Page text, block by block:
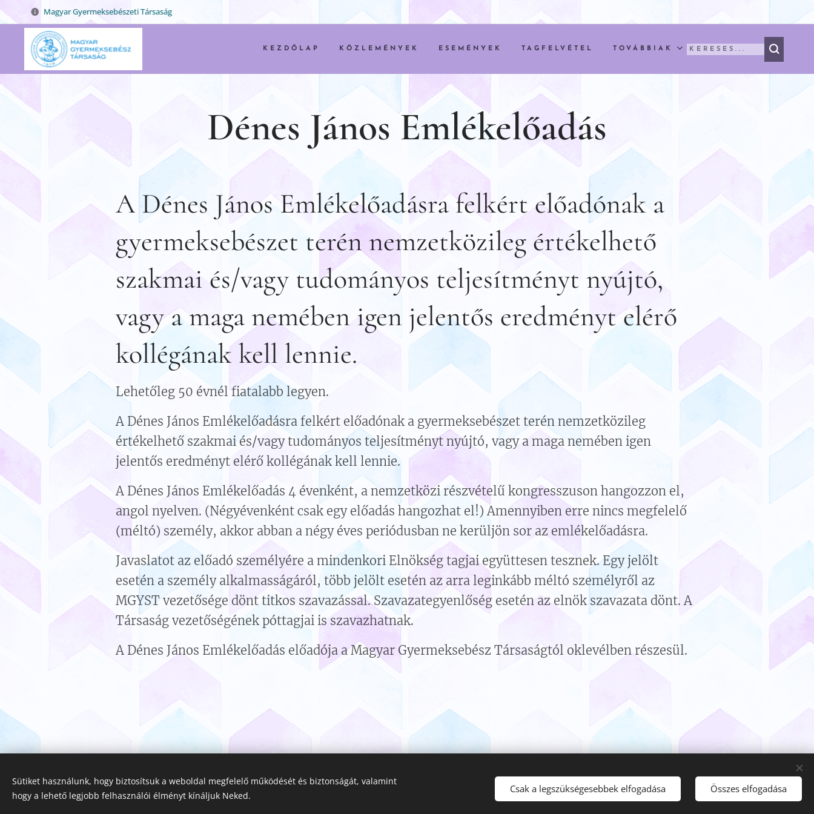
Magyar Gyermeksebészeti Társaság
KEZDŐLAP KÖZLEMÉNYEK ESEMÉNYEK TAGFELVÉTEL TOVÁBBIAK
Dénes János Emlékelőadás
A Dénes János Emlékelőadásra felkért előadónak a
gyermeksebészet terén nemzetközileg értékelhető
szakmai és/vagy tudományos teljesítményt nyújtó,
vagy a maga nemében igen jelentős eredményt elérő
kollégának kell lennie.
Lehetőleg 50 évnél fiatalabb legyen.
A Dénes János Emlékelőadásra felkért előadónak a gyermeksebészet terén nemzetközileg
értékelhető szakmai és/vagy tudományos teljesítményt nyújtó, vagy a maga nemében igen
jelentős eredményt elérő kollégának kell lennie.
A Dénes János Emlékelőadás 4 évenként, a nemzetközi részvételű kongresszuson hangozzon el,
angol nyelven. (Négyévenként csak egy előadás hangozhat el!) Amennyiben erre nincs megfelelő
(méltó) személy, akkor abban a négy éves periódusban ne kerüljön sor az emlékelőadásra.
Javaslatot az előadó személyére a mindenkori Elnökség tagjai együttesen tesznek. Egy jelölt
esetén a személy alkalmasságáról, több jelölt esetén az arra leginkább méltó személyről az
MGYST vezetősége dönt titkos szavazással. Szavazategyenlőség esetén az elnök szavazata dönt. A
Társaság vezetőségének póttagjai is szavazhatnak.
A Dénes János Emlékelőadás előadója a Magyar Gyermeksebész Társaságtól oklevélben részesül.
© 2023 Magyar Gyermeksebész Társaság
Sütiket használunk, hogy biztosítsuk a weboldal megfelelő működését és biztonságát, valamint
hogy a lehető legjobb felhasználói élményt kínáljuk Neked.
Csak a legszükségesebbek elfogadása Összes elfogadása